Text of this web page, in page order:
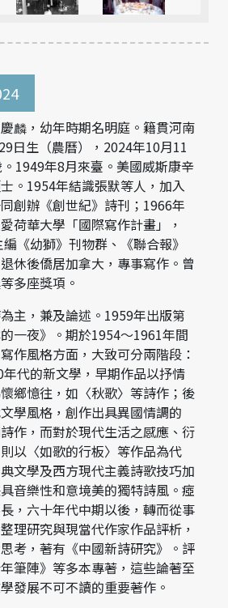
麟，幼年時期名明庭。籍貫河南
日生（農曆），2024年10月11
1949年8月來臺。美國威斯康辛
。1954年結識張默等人，加入
創辦《創世紀》詩刊；1966年
荷華大學「國際寫作計畫」，
《幼獅》刊物群、《聯合報》
休後僑居加拿大，專事寫作。曾
多座獎項。
主，兼及論述。1959年出版第
一夜》。期於1954～1961年間
作風格方面，大致可分兩階段：
代的新文學，早期作品以抒情
鄉憶往，如〈秋歌〉等詩作；後
學風格，創作出具異國情調的
作，而對於現代生活之感應、衍
以〈如歌的行板〉等作品為代
文學及西方現代主義詩歌技巧加
音樂性和意境美的獨特詩風。瘂
，六十年代中期以後，轉而從事
理研究與現當代作家作品評析，
考，著有《中國新詩研究》。評
筆陣》等多本專著，這些論著至
發展不可不讀的重要著作。